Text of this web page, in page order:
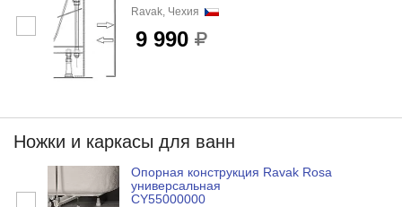
Ravak, Чехия
9 990
Ножки и каркасы для ванн
Опорная конструкция Ravak Rosa
универсальная
CY55000000